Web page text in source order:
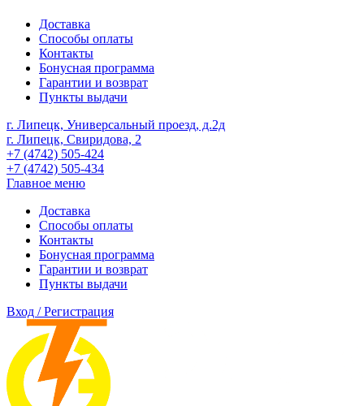
Доставка
Способы оплаты
Контакты
Бонусная программа
Гарантии и возврат
Пункты выдачи
г. Липецк, Универсальный проезд, д.2д
г. Липецк, Свиридова, 2
+7 (4742) 505-424
+7 (4742) 505-434
Главное меню
Доставка
Способы оплаты
Контакты
Бонусная программа
Гарантии и возврат
Пункты выдачи
Вход / Регистрация